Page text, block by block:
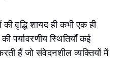
की वृद्धि शायद ही कभी एक ही
पर्यावरणीय स्थितियाँ कई
हैं जो संवेदनशील व्यक्तियों में